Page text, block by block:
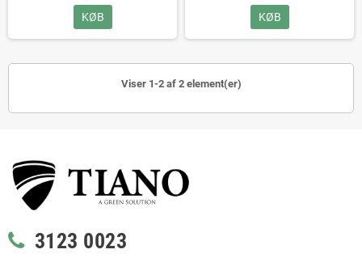
KØB KØB
Viser 1-2 af 2 element(er)
3123 0023